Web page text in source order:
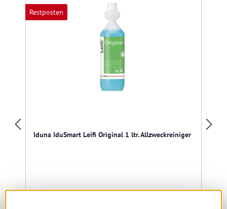
Restposten
Iduna IduSmart Leifi Original 1 ltr. Allzweckreiniger